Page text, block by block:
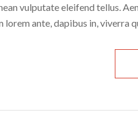
vulputate eleifend tellus.
lorem ante, dapibus in, viverra